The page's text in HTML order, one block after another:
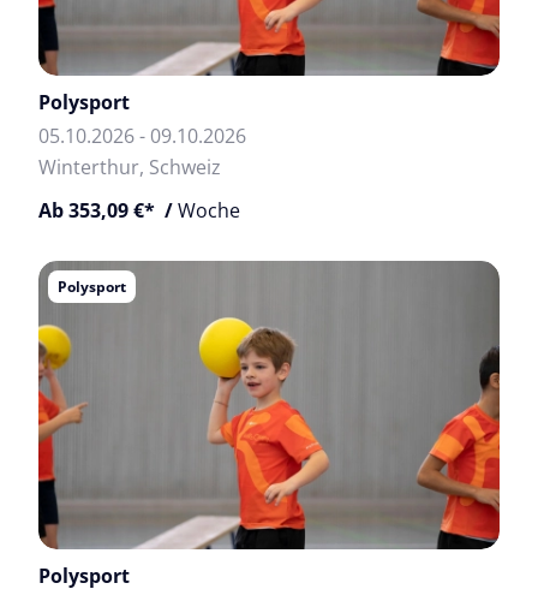
Polysport
05.10.2026 - 09.10.2026
Winterthur, Schweiz
Ab 353,09 €* /Woche
Polysport
Polysport